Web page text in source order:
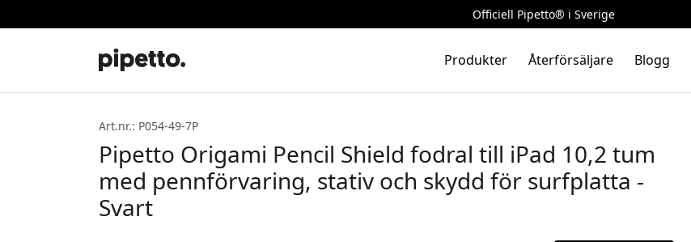
Officiell Pipetto® i Sverige
Produkter Återförsäljare Blogg
Art.nr.: P054-49-7P
Pipetto Origami Pencil Shield fodral till iPad 10,2 tum
med pennförvaring, stativ och skydd för surfplatta -
Svart